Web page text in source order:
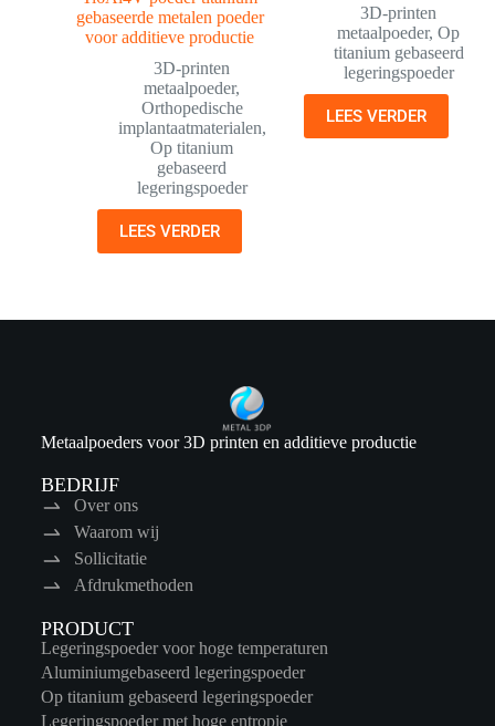
gebaseerde metalen poeder
voor additieve productie
3D-printen
metaalpoeder,
Orthopedische
implantaatmaterialen,
Op titanium
gebaseerd
legeringspoeder
LEES VERDER
3D-printen
metaalpoeder,Op
titanium gebaseerd
legeringspoeder
LEES VERDER
Metaalpoeders voor 3D printen en additieve productie
BEDRIJF
Over ons
Waarom wij
Sollicitatie
Afdrukmethoden
PRODUCT
Legeringspoeder voor hoge temperaturen
Aluminiumgebaseerd legeringspoeder
Op titanium gebaseerd legeringspoeder
Legeringspoeder met hoge entropie